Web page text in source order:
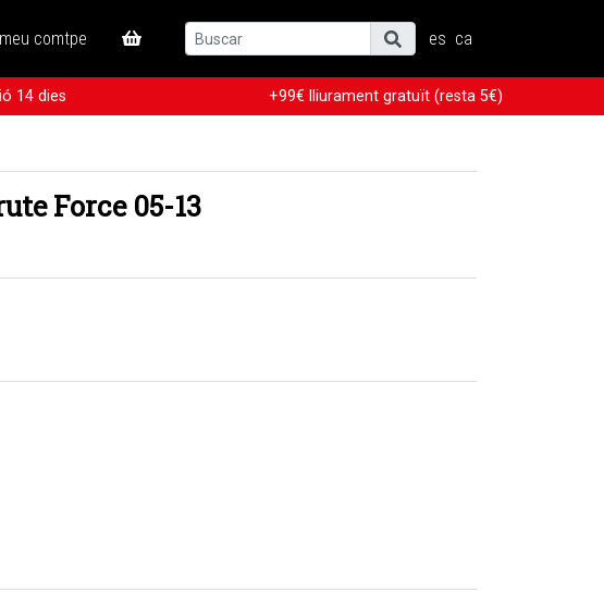
comtpe es ca
14 dies +99€ lliurament gratuït (resta 5€)
Force 05-13